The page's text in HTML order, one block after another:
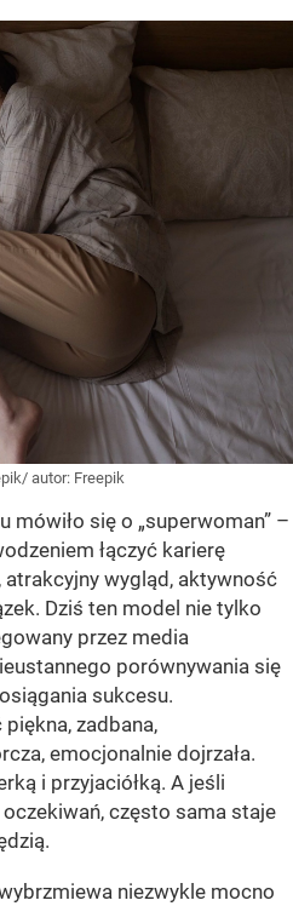
autor: Freepik
mówiło się o „superwoman” –
łączyć karierę
wygląd, aktywność
Dziś ten model nie tylko
przez media
porównywania się
sukcesu.
zadbana,
emocjonalnie dojrzała.
i przyjaciółką. A jeśli
często sama staje
niezwykle mocno